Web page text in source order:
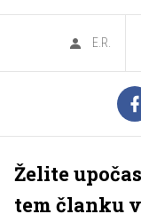
E.R.
Želite
tem članku